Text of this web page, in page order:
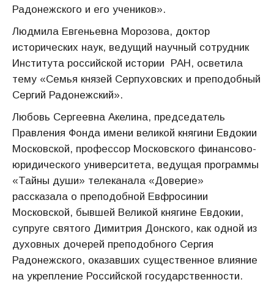
Радонежского и его учеников».
Людмила Евгеньевна Морозова, доктор
исторических наук, ведущий научный сотрудник
Института российской истории РАН, осветила
тему «Семья князей Серпуховских и преподобный
Сергий Радонежский».
Любовь Сергеевна Акелина, председатель
Правления Фонда имени великой княгини Евдокии
Московской, профессор Московского финансово-
юридического университета, ведущая программы
«Тайны души» телеканала «Доверие»
рассказала о преподобной Евфросинии
Московской, бывшей Великой княгине Евдокии,
супруге святого Димитрия Донского, как одной из
духовных дочерей преподобного Сергия
Радонежского, оказавших существенное влияние
на укрепление Российской государственности.